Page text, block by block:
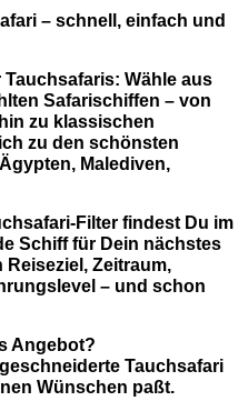
– schnell, einfach und
Wähle aus
Safarischiffen – von
zu klassischen
zu den schönsten
Malediven,
Filter findest Du im
Schiff für Dein nächstes
Reiseziel, Zeitraum,
– und schon
Angebot?
Tauchsafari
Wünschen paßt.